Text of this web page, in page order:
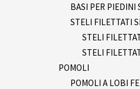
BASI PER PIEDINI
STELI FILETTATI
STELI
STELI
POMOLI
POMOLI A LOBI